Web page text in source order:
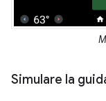
Simulare la